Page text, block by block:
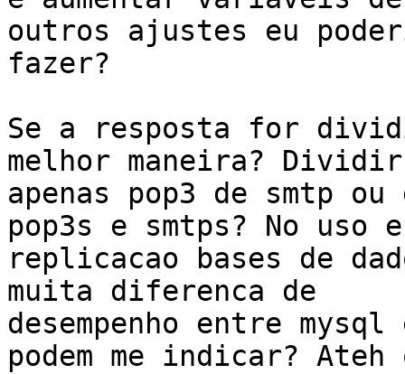
outros ajustes eu
fazer?
Se a resposta for
melhor maneira? Dividir
apenas pop3 de smtp
pop3s e smtps? No uso
replicacao bases de
muita diferenca de
desempenho entre
podem me indicar? Ateh